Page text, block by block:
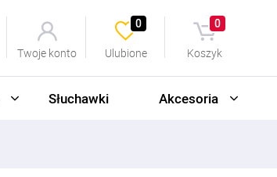
Twoje konto Ulubione
0
Koszyk
0
Słuchawki Akcesoria